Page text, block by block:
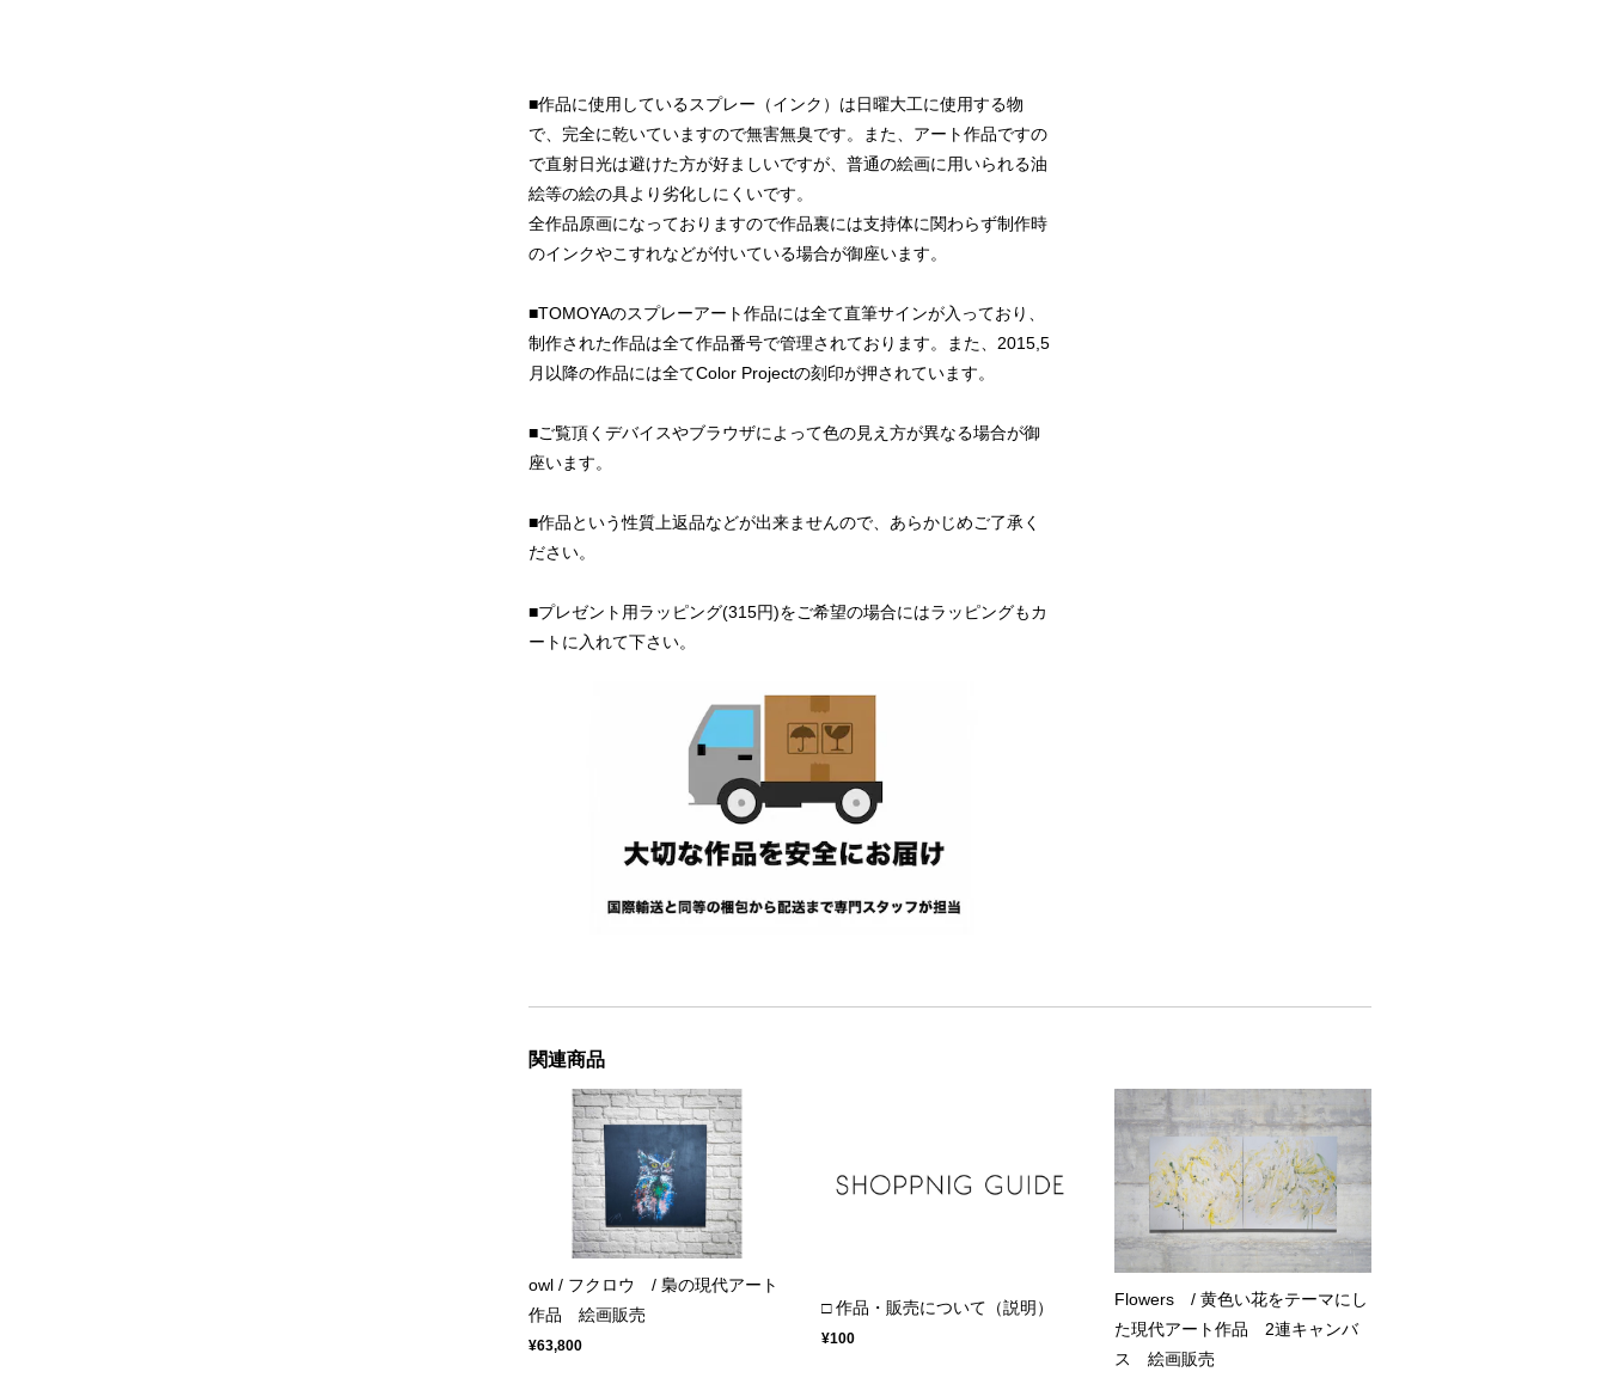
■作品に使用しているスプレー（インク）は日曜大工に使用する物
で、完全に乾いていますので無害無臭です。また、アート作品ですの
で直射日光は避けた方が好ましいですが、普通の絵画に用いられる油
絵等の絵の具より劣化しにくいです。
全作品原画になっておりますので作品裏には支持体に関わらず制作時
のインクやこすれなどが付いている場合が御座います。
■TOMOYAのスプレーアート作品には全て直筆サインが入っており、
制作された作品は全て作品番号で管理されております。また、2015,5
月以降の作品には全てColor Projectの刻印が押されています。
■ご覧頂くデバイスやブラウザによって色の見え方が異なる場合が御
座います。
■作品という性質上返品などが出来ませんので、あらかじめご了承く
ださい。
■プレゼント用ラッピング(315円)をご希望の場合にはラッピングもカ
ートに入れて下さい。
関連商品
owl / フクロウ / 梟の現代アート
作品 絵画販売
¥63,800
□ 作品・販売について（説明）
¥100
Flowers / 黄色い花をテーマにし
た現代アート作品 2連キャンバ
ス 絵画販売